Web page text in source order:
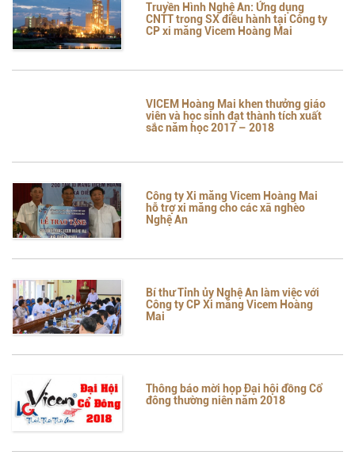
Truyền Hình Nghệ An: Ứng dụng
CNTT trong SX điều hành tại Công ty
CP xi măng Vicem Hoàng Mai
VICEM Hoàng Mai khen thưởng giáo
viên và học sinh đạt thành tích xuất
sắc năm học 2017 – 2018
Công ty Xi măng Vicem Hoàng Mai
hỗ trợ xi măng cho các xã nghèo
Nghệ An
Bí thư Tỉnh ủy Nghệ An làm việc với
Công ty CP Xi măng Vicem Hoàng
Mai
Thông báo mời họp Đại hội đồng Cổ
đông thường niên năm 2018